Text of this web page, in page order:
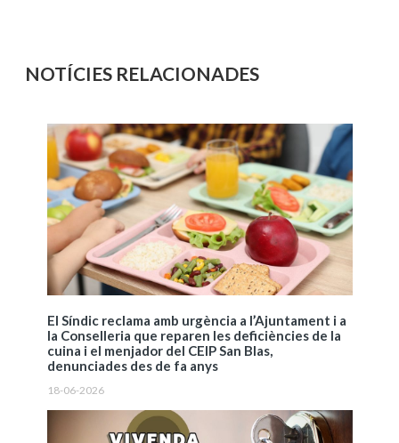
NOTÍCIES RELACIONADES
El Síndic reclama amb urgència a l’Ajuntament i a
la Conselleria que reparen les deficiències de la
cuina i el menjador del CEIP San Blas,
denunciades des de fa anys
18-06-2026